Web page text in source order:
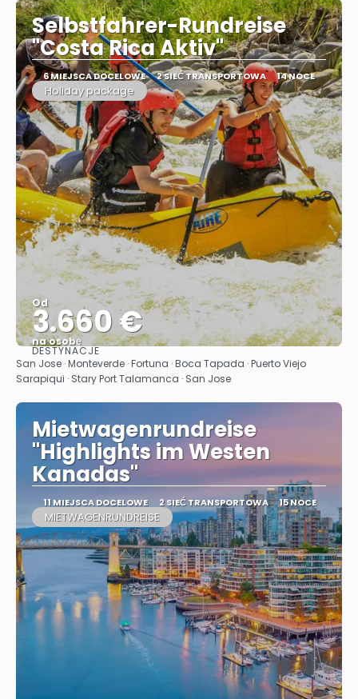
Selbstfahrer-Rundreise
"Costa Rica Aktiv"
6 MIEJSCA DOCELOWE 2 SIEĆ TRANSPORTOWA 14 NOCE
Holiday package
Od
3.660 €
na osobę
Zobacz
DESTYNACJE
San Jose · Monteverde · Fortuna · Boca Tapada · Puerto Viejo
Sarapiqui · Stary Port Talamanca · San Jose
Mietwagenrundreise
"Highlights im Westen
Kanadas"
11 MIEJSCA DOCELOWE 2 SIEĆ TRANSPORTOWA 15 NOCE
MIETWAGENRUNDREISE